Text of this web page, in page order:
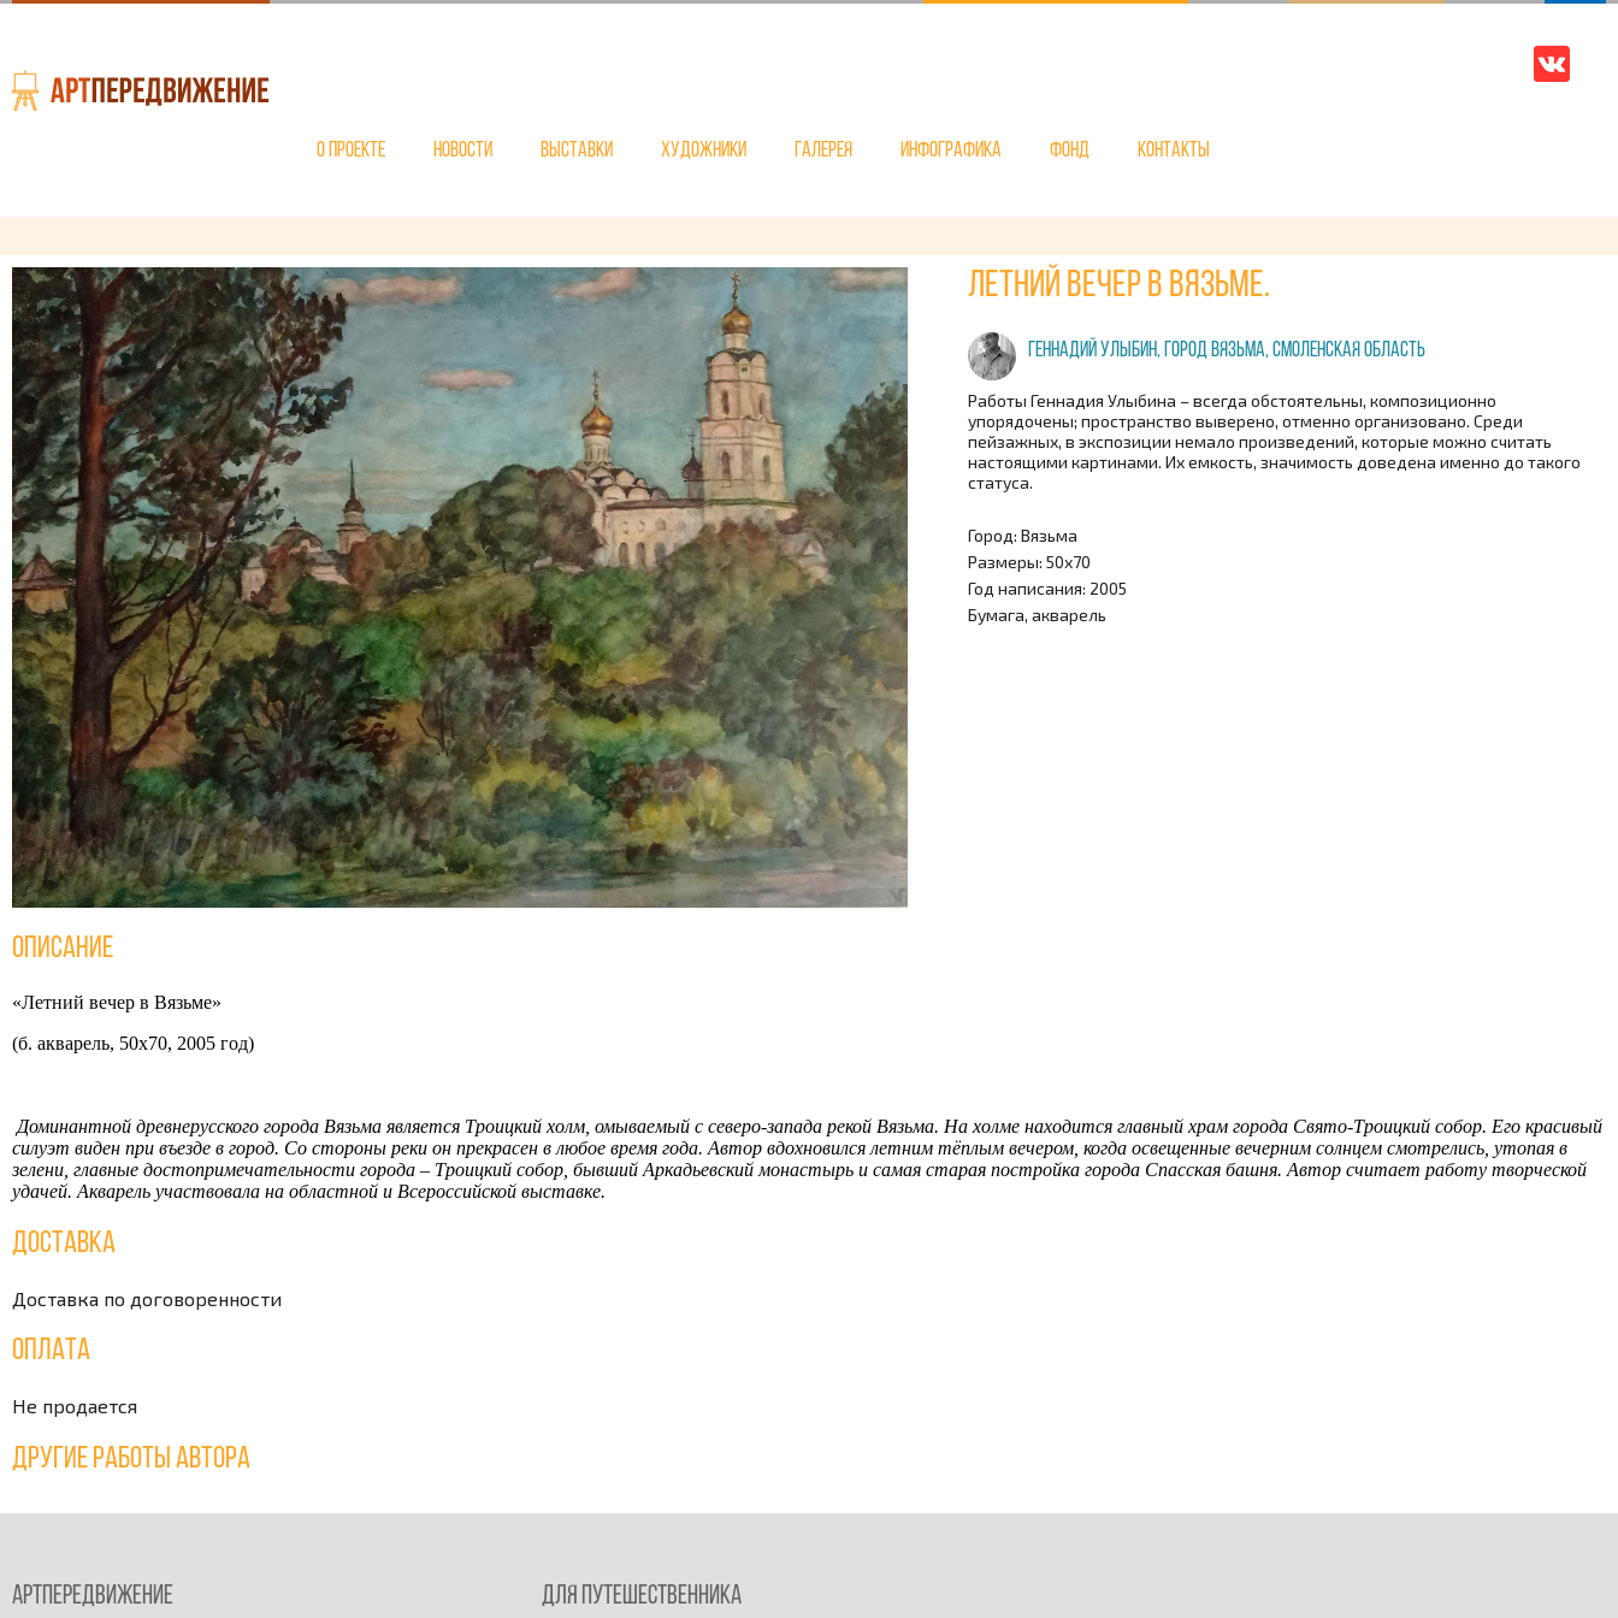
О проекте Новости Выставки Художники Галерея Инфографика Фонд Контакты
Летний вечер в Вязьме.
Геннадий Улыбин, город Вязьма, Смоленская область
Работы Геннадия Улыбина – всегда обстоятельны, композиционно
упорядочены; пространство выверено, отменно организовано. Среди
пейзажных, в экспозиции немало произведений, которые можно считать
настоящими картинами. Их емкость, значимость доведена именно до такого
статуса.
Город: Вязьма
Размеры: 50х70
Год написания: 2005
Бумага, акварель
Описание
«Летний вечер в Вязьме»
(б. акварель, 50x70, 2005 год)
Доминантной древнерусского города Вязьма является Троицкий холм, омываемый с северо-запада рекой Вязьма. На холме находится главный храм города Свято-Троицкий собор. Его красивый
силуэт виден при въезде в город. Со стороны реки он прекрасен в любое время года. Автор вдохновился летним тёплым вечером, когда освещенные вечерним солнцем смотрелись, утопая в
зелени, главные достопримечательности города – Троицкий собор, бывший Аркадьевский монастырь и самая старая постройка города Спасская башня. Автор считает работу творческой
удачей. Акварель участвовала на областной и Всероссийской выставке.
Доставка
Доставка по договоренности
Оплата
Не продается
Другие работы автора
Артпередвижение Для путешественника